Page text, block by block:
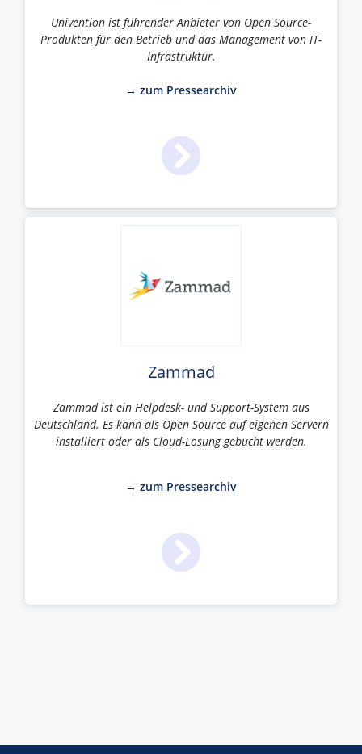
Univention ist führender Anbieter von Open Source-
Produkten für den Betrieb und das Management von IT-
Infrastruktur.
→ zum Pressearchiv
Zammad
Zammad ist ein Helpdesk- und Support-System aus
Deutschland. Es kann als Open Source auf eigenen Servern
installiert oder als Cloud-Lösung gebucht werden.
→ zum Pressearchiv